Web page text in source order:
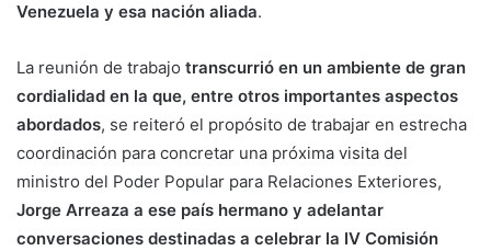
Venezuela y esa nación aliada.
La reunión de trabajo transcurrió en un ambiente de gran
cordialidad en la que, entre otros importantes aspectos
abordados, se reiteró el propósito de trabajar en estrecha
coordinación para concretar una próxima visita del
ministro del Poder Popular para Relaciones Exteriores,
Jorge Arreaza a ese país hermano y adelantar
conversaciones destinadas a celebrar la IV Comisión